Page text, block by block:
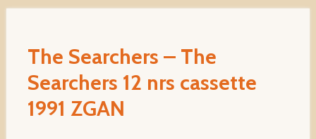
The Searchers – The
Searchers 12 nrs cassette
1991 ZGAN